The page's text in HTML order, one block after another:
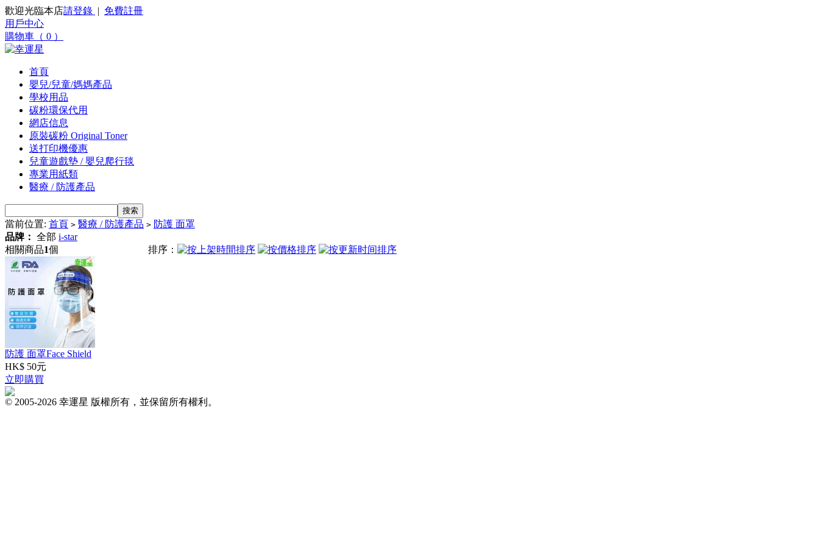
歡迎光臨本店請登錄 | 免費註冊
用戶中心
購物車（ 0 ）
首頁
嬰兒/兒童/媽媽產品
學校用品
碳粉環保代用
網店信息
原裝碳粉 Original Toner
送打印機優惠
兒童遊戲墊 / 嬰兒爬行毯
專業用紙類
醫療 / 防護產品
當前位置: 首頁 > 醫療 / 防護產品 > 防護 面罩
品牌： 全部 i-star
相關商品1個 排序：
防護 面罩Face Shield
HK$ 50元
立即購買
© 2005-2026 幸運星 版權所有，並保留所有權利。